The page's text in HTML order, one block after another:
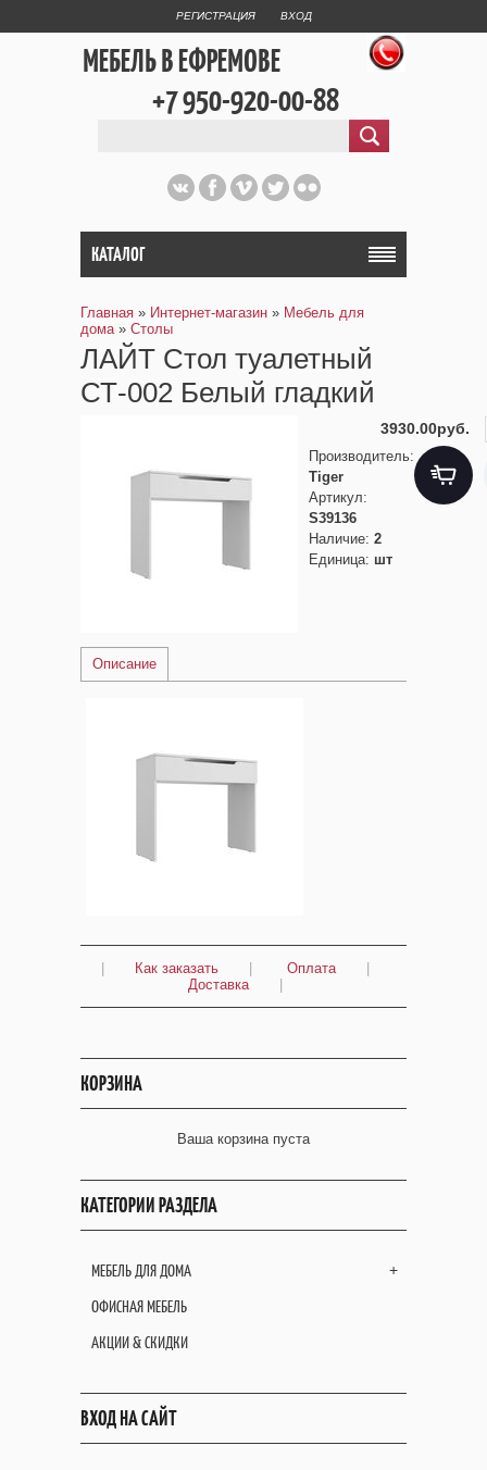
РЕГИСТРАЦИЯ ВХОД
МЕБЕЛЬ В ЕФРЕМОВЕ
+7 950-920-00-88
КАТАЛОГ
Главная » Интернет-магазин » Мебель для
дома » Столы
ЛАЙТ Стол туалетный
СТ-002 Белый гладкий
3930.00руб.
Производитель:
Tiger
Артикул:
S39136
Наличие: 2
Единица: шт
Описание
| Как заказать | Оплата
|
Доставка
|
КОРЗИНА
Ваша корзина пуста
КАТЕГОРИИ РАЗДЕЛА
+
МЕБЕЛЬ ДЛЯ ДОМА
ОФИСНАЯ МЕБЕЛЬ
АКЦИИ & СКИДКИ
ВХОД НА САЙТ